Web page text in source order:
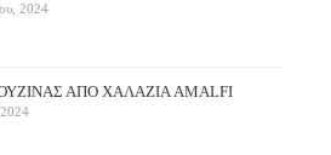
2024
ΑΠΟ ΧΑΛΑΖΙΑ AMALFI